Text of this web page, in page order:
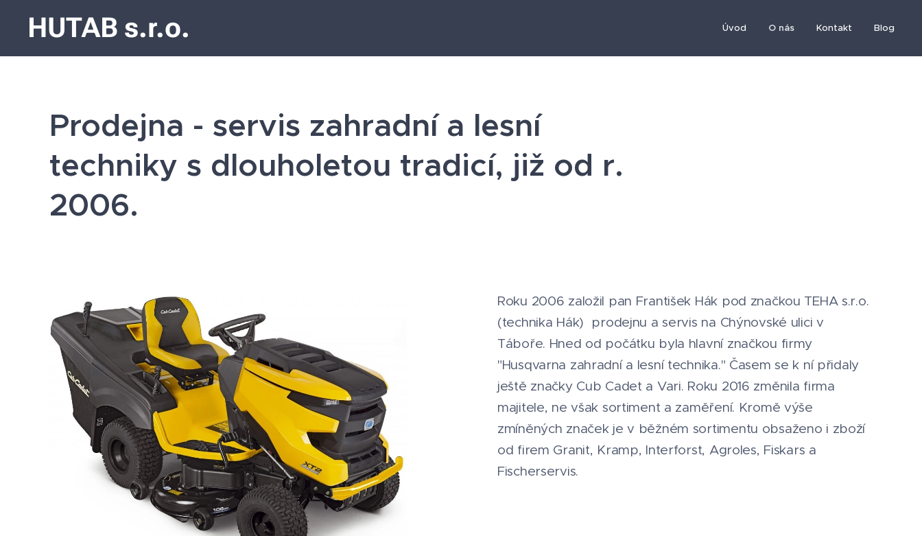
HUTAB s.r.o. Úvod O nás Kontakt Blog
Prodejna - servis zahradní a lesní
techniky s dlouholetou tradicí, již od r.
2006.
Roku 2006 založil pan František Hák pod značkou TEHA s.r.o.
(technika Hák) prodejnu a servis na Chýnovské ulici v
Táboře. Hned od počátku byla hlavní značkou firmy
"Husqvarna zahradní a lesní technika." Časem se k ní přidaly
ještě značky Cub Cadet a Vari. Roku 2016 změnila firma
majitele, ne však sortiment a zaměření. Kromě výše
zmíněných značek je v běžném sortimentu obsaženo i zboží
od firem Granit, Kramp, Interforst, Agroles, Fiskars a
Fischerservis.